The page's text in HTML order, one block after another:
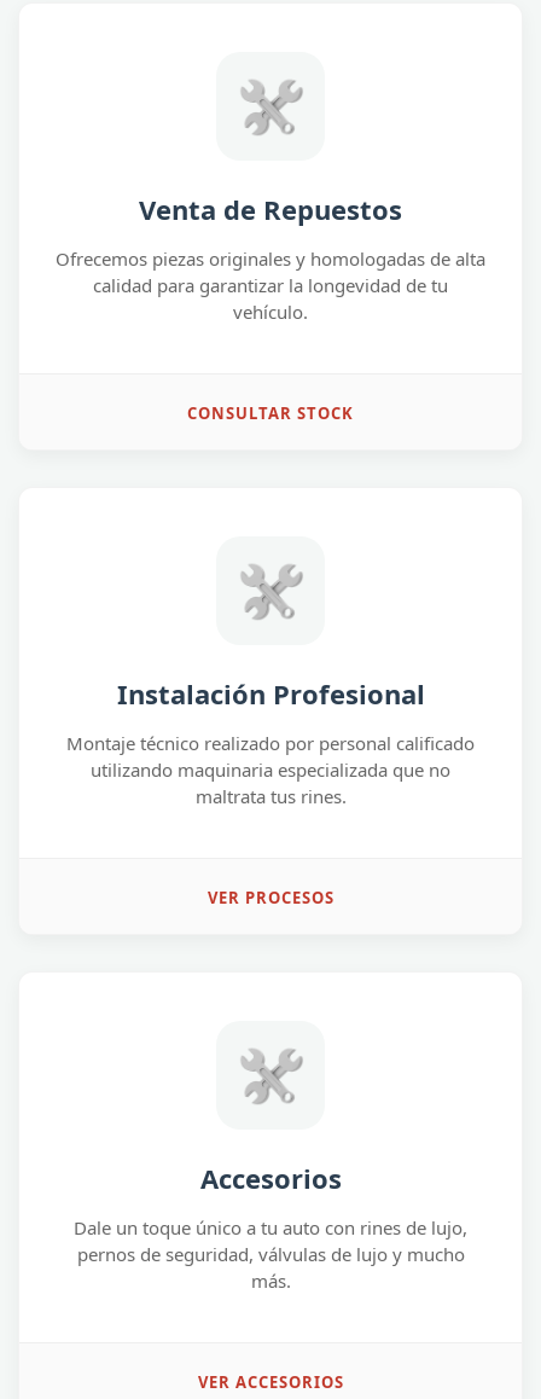
Venta de Repuestos
Ofrecemos piezas originales y homologadas de alta
calidad para garantizar la longevidad de tu
vehículo.
CONSULTAR STOCK
Instalación Profesional
Montaje técnico realizado por personal calificado
utilizando maquinaria especializada que no
maltrata tus rines.
VER PROCESOS
Accesorios
Dale un toque único a tu auto con rines de lujo,
pernos de seguridad, válvulas de lujo y mucho
más.
VER ACCESORIOS